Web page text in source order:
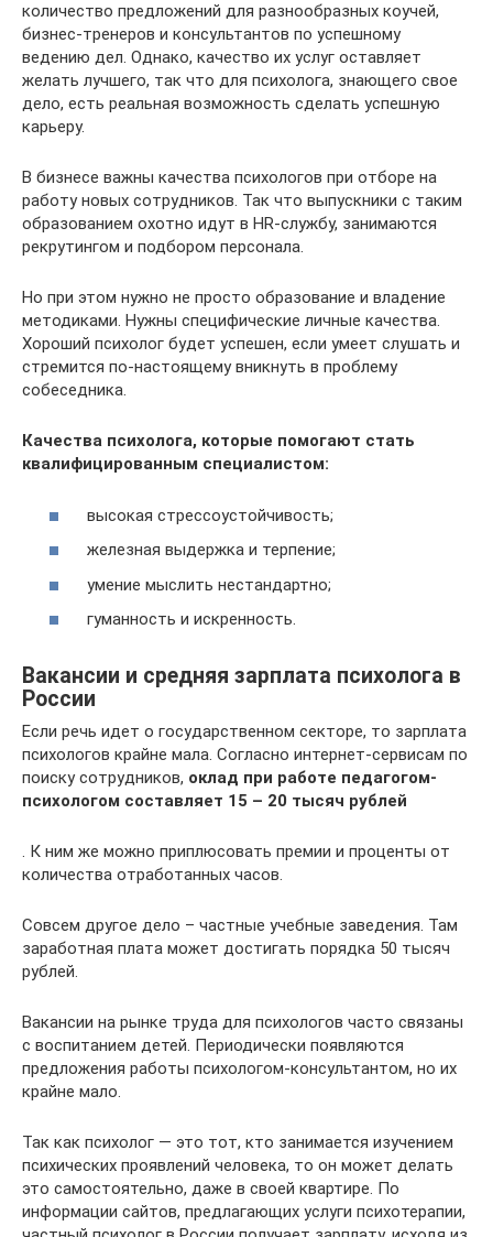
количество предложений для разнообразных коучей,
бизнес-тренеров и консультантов по успешному
ведению дел. Однако, качество их услуг оставляет
желать лучшего, так что для психолога, знающего свое
дело, есть реальная возможность сделать успешную
карьеру.
В бизнесе важны качества психологов при отборе на
работу новых сотрудников. Так что выпускники с таким
образованием охотно идут в HR-службу, занимаются
рекрутингом и подбором персонала.
Но при этом нужно не просто образование и владение
методиками. Нужны специфические личные качества.
Хороший психолог будет успешен, если умеет слушать и
стремится по-настоящему вникнуть в проблему
собеседника.
Качества психолога, которые помогают стать
квалифицированным специалистом:
высокая стрессоустойчивость;
железная выдержка и терпение;
умение мыслить нестандартно;
гуманность и искренность.
Вакансии и средняя зарплата психолога в
России
Если речь идет о государственном секторе, то зарплата
психологов крайне мала. Согласно интернет-сервисам по
поиску сотрудников, оклад при работе педагогом-
психологом составляет 15 – 20 тысяч рублей
. К ним же можно приплюсовать премии и проценты от
количества отработанных часов.
Совсем другое дело – частные учебные заведения. Там
заработная плата может достигать порядка 50 тысяч
рублей.
Вакансии на рынке труда для психологов часто связаны
с воспитанием детей. Периодически появляются
предложения работы психологом-консультантом, но их
крайне мало.
Так как психолог — это тот, кто занимается изучением
психических проявлений человека, то он может делать
это самостоятельно, даже в своей квартире. По
информации сайтов, предлагающих услуги психотерапии,